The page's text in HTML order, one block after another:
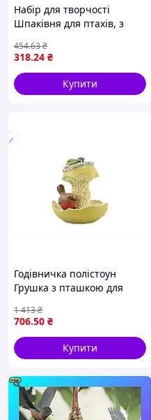
Набір для творчості
Шпаківня для птахів, з
годівниця для птахів /
Вулична годівниця для
пташок
318.24 ₴
454.63₴
Купити
Годівничка полістоун
Грушка з пташкою для
стійка до погодних умов
706.50 ₴
1 413₴
Купити